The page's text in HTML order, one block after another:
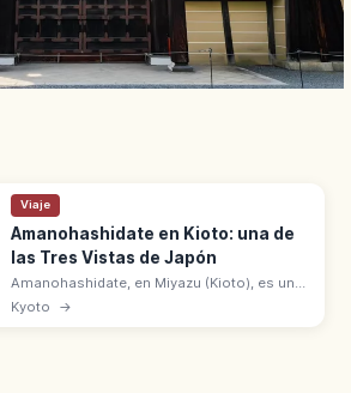
Viaje
Amanohashidate en Kioto: una de
las Tres Vistas de Japón
Amanohashidate, en Miyazu (Kioto), es una
de las Tres Vistas de Japón con
Matsushima y Miyajima. Banco de arena de
Kyoto →